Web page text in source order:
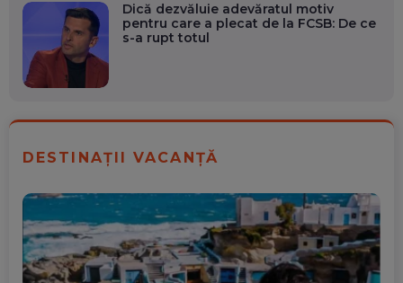
Dică dezvăluie adevăratul motiv
pentru care a plecat de la FCSB: De ce
s-a rupt totul
DESTINAȚII VACANȚĂ